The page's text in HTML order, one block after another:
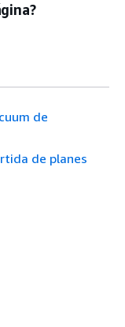
de
de planes